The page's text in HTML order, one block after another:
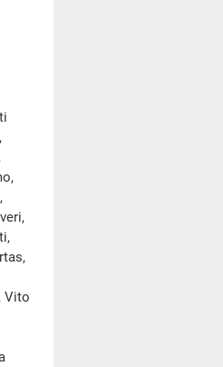
Vito